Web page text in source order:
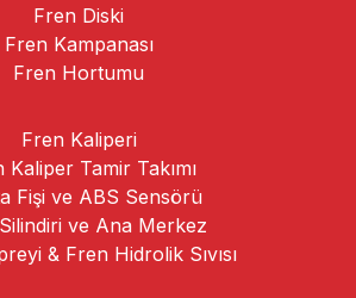
Fren Diski
Fren Kampanası
Fren Hortumu
Fren Kaliperi
Kaliper Tamir Takımı
Fişi ve ABS Sensörü
ve Ana Merkez
& Fren Hidrolik Sıvısı